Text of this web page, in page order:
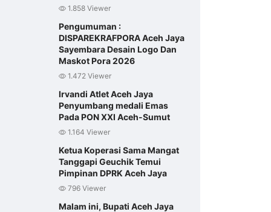
1.858 Viewer
Pengumuman :
DISPAREKRAFPORA Aceh Jaya
Sayembara Desain Logo Dan
Maskot Pora 2026
1.472 Viewer
Irvandi Atlet Aceh Jaya
Penyumbang medali Emas
Pada PON XXI Aceh-Sumut
1.164 Viewer
Ketua Koperasi Sama Mangat
Tanggapi Geuchik Temui
Pimpinan DPRK Aceh Jaya
796 Viewer
Malam ini, Bupati Aceh Jaya